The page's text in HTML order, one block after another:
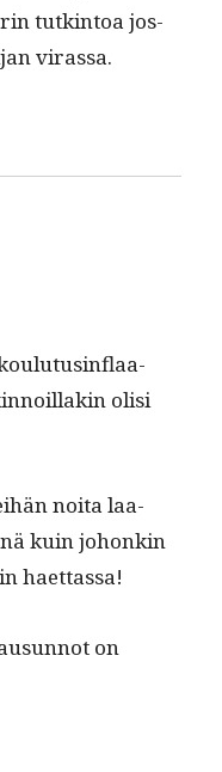
tutk­in­toa jos­
virassa.
olisi
noi­ta laa­
kuin johonkin
haettassa!
on